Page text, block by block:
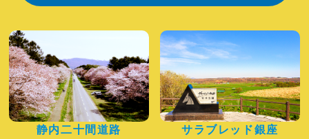
静内二十間道路
サラブレッド銀座